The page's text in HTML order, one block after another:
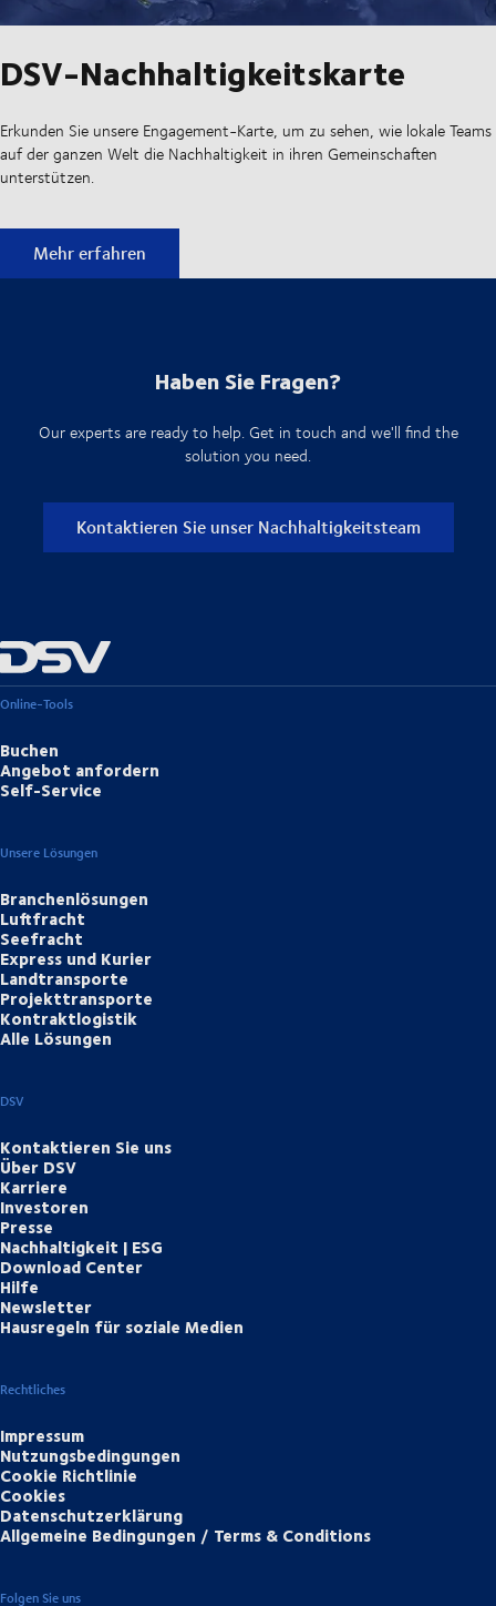
DSV-Nachhaltigkeitskarte
Erkunden Sie unsere Engagement-Karte, um zu sehen, wie lokale Teams
auf der ganzen Welt die Nachhaltigkeit in ihren Gemeinschaften
unterstützen.
DSV-Nachhaltigkeitskarte
Mehr erfahren
Haben Sie Fragen?
Our experts are ready to help. Get in touch and we'll find the
solution you need.
Kontaktieren Sie unser Nachhaltigkeitsteam
Online-Tools
Buchen
Angebot anfordern
Self-Service
Unsere Lösungen
Branchenlösungen
Luftfracht
Seefracht
Express und Kurier
Landtransporte
Projekttransporte
Kontraktlogistik
Alle Lösungen
DSV
Kontaktieren Sie uns
Über DSV
Karriere
Investoren
Presse
Nachhaltigkeit | ESG
Download Center
Hilfe
Newsletter
Hausregeln für soziale Medien
Rechtliches
Impressum
Nutzungsbedingungen
Cookie Richtlinie
Cookies
Datenschutzerklärung
Allgemeine Bedingungen / Terms & Conditions
Folgen Sie uns